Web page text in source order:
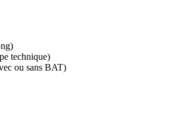
technique)
ou sans BAT)